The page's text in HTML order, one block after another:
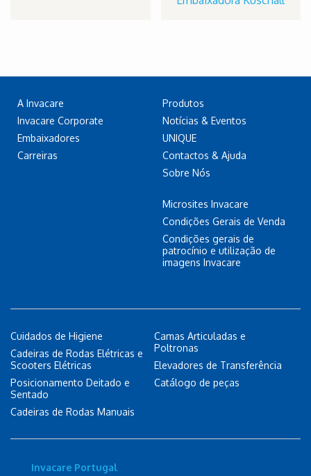
A Invacare
Invacare Corporate
Embaixadores
Carreiras
Produtos
Notícias & Eventos
UNIQUE
Contactos & Ajuda
Sobre Nós
Microsites Invacare
Condições Gerais de Venda
Condições gerais de
patrocínio e utilização de
imagens Invacare
Cuidados de Higiene
Cadeiras de Rodas Elétricas e
Scooters Elétricas
Posicionamento Deitado e
Sentado
Cadeiras de Rodas Manuais
Camas Articuladas e
Poltronas
Elevadores de Transferência
Catálogo de peças
Invacare Portugal